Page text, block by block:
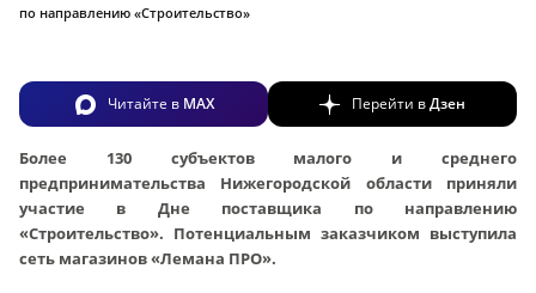
по направлению «Строительство»
Читайте в MAX Перейти вДзен
Более 130 субъектов малого и среднего
предпринимательства Нижегородской области приняли
участие в Дне поставщика по направлению
«Строительство». Потенциальным заказчиком выступила
сеть магазинов «Лемана ПРО».